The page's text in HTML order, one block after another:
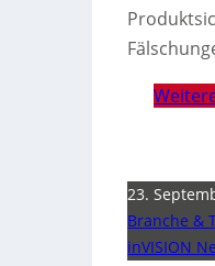
23.
Branche &
inVISION